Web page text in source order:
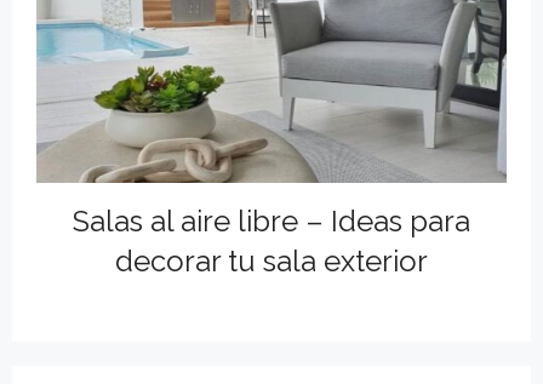
Salas al aire libre – Ideas para
decorar tu sala exterior